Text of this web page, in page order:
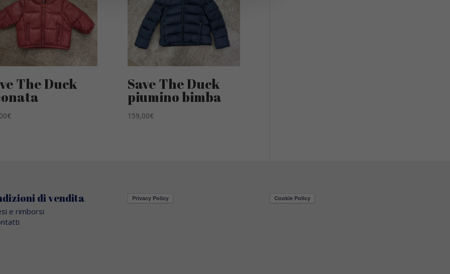
The Duck
€
Save The Duck
piumino bimba
159,00€
di vendita
e rimborsi